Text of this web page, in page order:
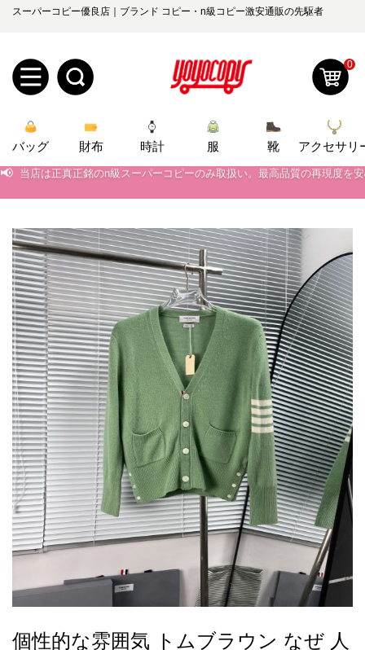
スーパーコピー優良店｜ブランド コピー・n級コピー激安通販の先駆者
規
ザ
ー
登
録
ロ
ン
オ
ー
ダ
ー
管
理
お
知
ら
せ
yoyocopys@gmail.com
2026人気特集
バッグ
財布
時計
服
ズボン
衣装セット
靴
住まい用品
アクセサリー
ベルト
スカーフ
アイフォーンケ
ース
小物
最
新
品
0
バッグ 財布 時計 服 靴 アクセサリ
📢 当店は正真正銘のn級スーパーコピーのみ取扱い。最高品質の再現度を
📢 当店は正真正銘のn級スーパーコピーのみ取扱い。最高品質の再現度を
📢 2026春の新作続々更新中！期間中のご注文でお得な割引をご利用いただ
📢 新作入荷！ルイ・ヴィトンスーパーコピー バッグ最新モデルが登場。
個性的な雰囲気 トムブラウン なぜ 人